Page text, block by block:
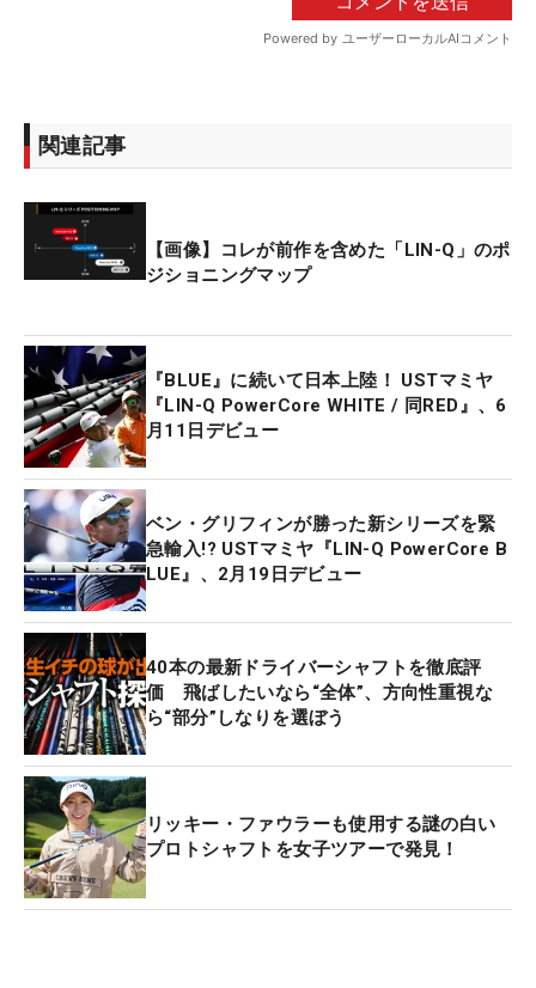
関連記事
【画像】コレが前作を含めた「LIN-Q」のポ
ジショニングマップ
『BLUE』に続いて日本上陸！ USTマミヤ
『LIN-Q PowerCore WHITE / 同RED』、6
月11日デビュー
ベン・グリフィンが勝った新シリーズを緊
急輸入!? USTマミヤ『LIN-Q PowerCore B
LUE』、2月19日デビュー
40本の最新ドライバーシャフトを徹底評
価 飛ばしたいなら“全体”、方向性重視な
ら“部分”しなりを選ぼう
リッキー・ファウラーも使用する謎の白い
プロトシャフトを女子ツアーで発見！